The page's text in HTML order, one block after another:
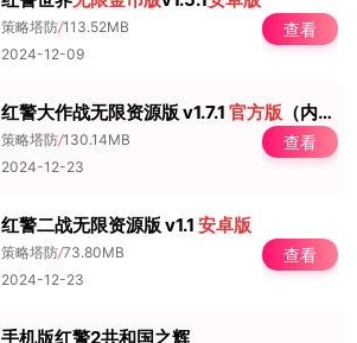
策略塔防/113.52MB
2024-12-09
查看
红警大作战无限资源版 v1.7.1 官方版 （内置挂机脚本）
策略塔防/130.14MB
2024-12-23
查看
红警二战无限资源版 v1.1 安卓版
策略塔防/73.80MB
2024-12-23
查看
手机版红警2共和国之辉